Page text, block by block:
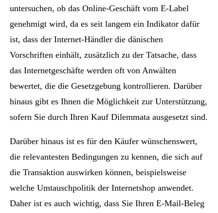
untersuchen, ob das Online-Geschäft vom E-Label
genehmigt wird, da es seit langem ein Indikator dafür
ist, dass der Internet-Händler die dänischen
Vorschriften einhält, zusätzlich zu der Tatsache, dass
das Internetgeschäfte werden oft von Anwälten
bewertet, die die Gesetzgebung kontrollieren. Darüber
hinaus gibt es Ihnen die Möglichkeit zur Unterstützung,
sofern Sie durch Ihren Kauf Dilemmata ausgesetzt sind.
Darüber hinaus ist es für den Käufer wünschenswert,
die relevantesten Bedingungen zu kennen, die sich auf
die Transaktion auswirken können, beispielsweise
welche Umtauschpolitik der Internetshop anwendet.
Daher ist es auch wichtig, dass Sie Ihren E-Mail-Beleg